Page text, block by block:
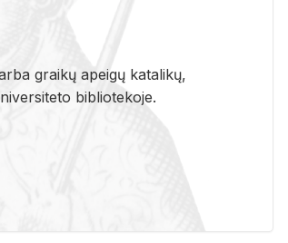
graikų apeigų katalikų,
bibliotekoje.